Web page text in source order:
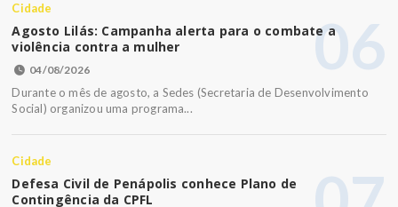
06
Cidade
Agosto Lilás: Campanha alerta para o combate a
violência contra a mulher
04/08/2026
Durante o mês de agosto, a Sedes (Secretaria de Desenvolvimento
Social) organizou uma programa...
Cidade
Defesa Civil de Penápolis conhece Plano de
Contingência da CPFL